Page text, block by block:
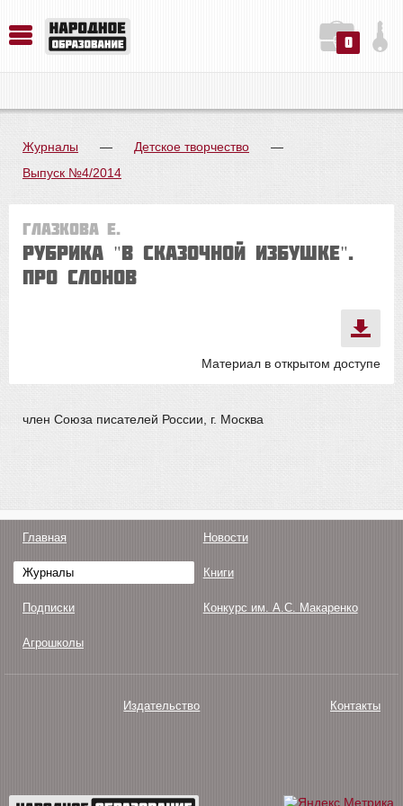
0
Журналы — Детское творчество
—
Выпуск №4/2014
Глазкова Е.
Рубрика "В сказочной избушке".
ПРО СЛОНОВ
Материал в открытом доступе
член Союза писателей России, г. Москва
Главная Новости
Журналы Книги
Подписки Конкурс им. А.С. Макаренко
Агрошколы
Издательство Контакты